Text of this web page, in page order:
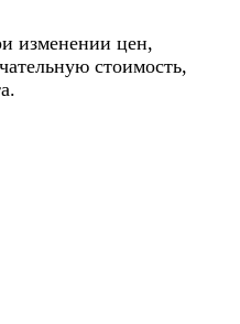
изменении цен,
стоимость,